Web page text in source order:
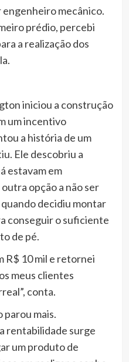
mecânico.
prédio, percebi
a realização dos
iniciou a construção
um incentivo
a história de um
Ele descobriu a
estavam em
opção a não ser
decidiu montar
conseguir o suficiente
de pé.
R$ 10 mil e retornei
meus clientes
conta.
parou mais.
rentabilidade surge
um produto de